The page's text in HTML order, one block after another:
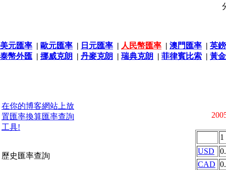
美元匯率 | 歐元匯率 | 日元匯率 | 人民幣匯率 | 澳門匯率 | 英
泰幣外匯 | 挪威克朗 | 丹麥克朗 | 瑞典克朗 | 菲律賓比索 | 黃
在你的博客網站上放
置匯率換算匯率查詢
工具!
歷史匯率查詢
1
USD
CAD